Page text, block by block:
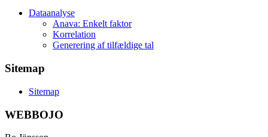
Dataanalyse
Anava: Enkelt faktor
Korrelation
Generering af tilfældige tal
Sitemap
Sitemap
WEBBOJO